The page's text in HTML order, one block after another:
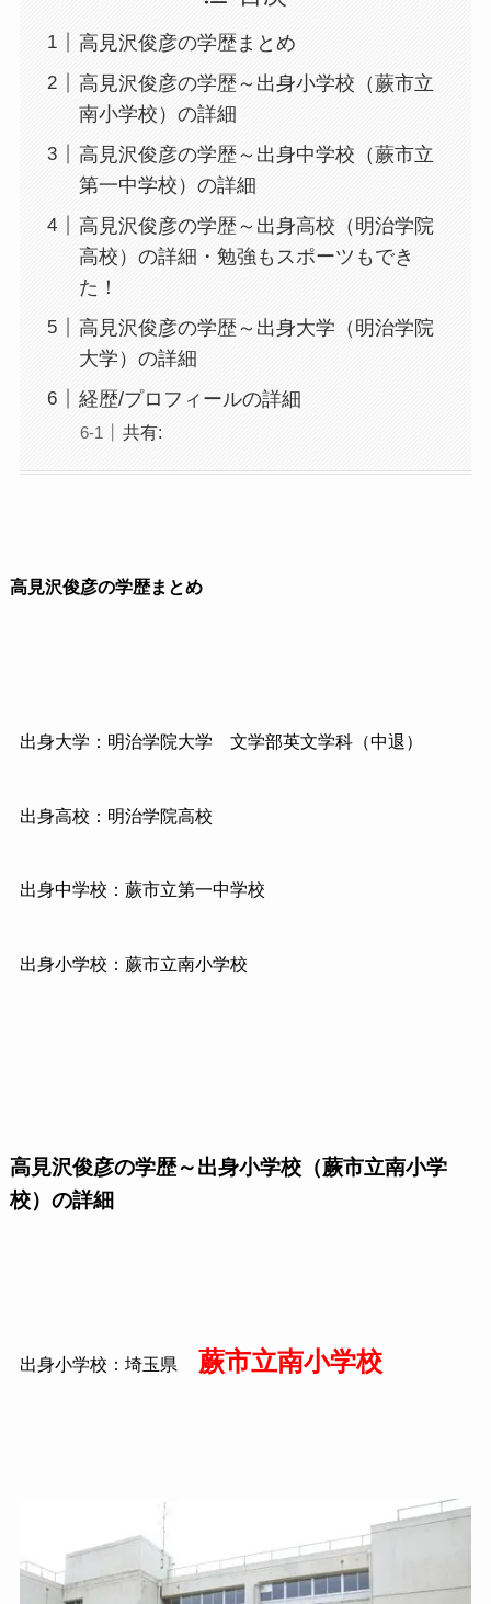
高見沢俊彦の学歴まとめ
高見沢俊彦の学歴～出身小学校（蕨市立
南小学校）の詳細
高見沢俊彦の学歴～出身中学校（蕨市立
第一中学校）の詳細
高見沢俊彦の学歴～出身高校（明治学院
高校）の詳細・勉強もスポーツもでき
た！
高見沢俊彦の学歴～出身大学（明治学院
大学）の詳細
経歴/プロフィールの詳細
共有:
高見沢俊彦の学歴まとめ
出身大学：明治学院大学 文学部英文学科（中退）
出身高校：明治学院高校
出身中学校：蕨市立第一中学校
出身小学校：蕨市立南小学校
高見沢俊彦の学歴～出身小学校（蕨市立南小学
校）の詳細
出身小学校：埼玉県 蕨市立南小学校